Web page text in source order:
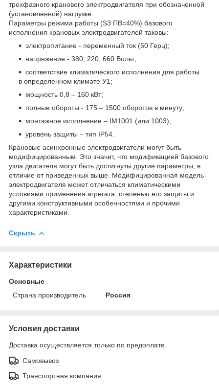
трехфазного кранового электродвигателя при обозначенной
(установленной) нагрузке.
Параметры режима работы (S3 ПВ=40%) базового
исполнения крановых электродвигателей таковы:
электропитание - переменный ток (50 Герц);
напряжение - 380, 220, 660 Вольт;
соответствие климатического исполнения для работы
в определенном климате У1;
мощность 0,8 – 160 кВт;
полные обороты - 175 – 1500 оборотов в минуту;
монтажное исполнение – ІМ1001 (или 1003);
уровень защиты – тип IP54.
Крановые асинхронные электродвигатели могут быть
модифицированным. Это значит, что модификацией базового
узла двигателя могут быть достигнуты другие параметры, в
отличие от приведенных выше. Модифицированная модель
электродвигателя может отличаться климатическими
условиями применения агрегата, степенью его защиты и
другими конструктивными особенностями и прочими
характеристиками.
Скрыть
Характеристики
Основные
Страна производитель
Россия
Условия доставки
Доставка осуществляется только по предоплате.
Самовывоз
Транспортная компания